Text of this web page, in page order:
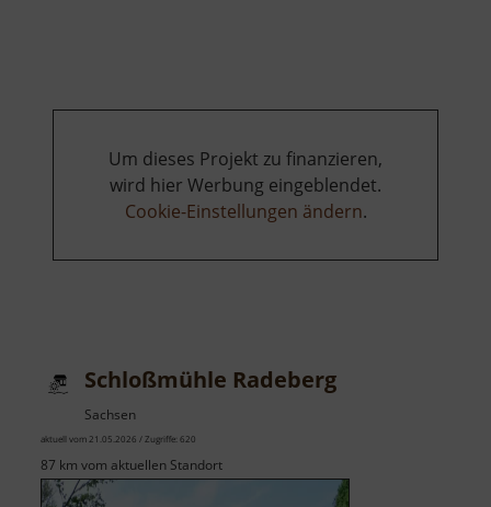
Um dieses Projekt zu finanzieren,
wird hier Werbung eingeblendet.
Cookie-Einstellungen ändern.
Schloßmühle Radeberg
Sachsen
aktuell vom 21.05.2026 / Zugriffe: 620
87 km vom aktuellen Standort